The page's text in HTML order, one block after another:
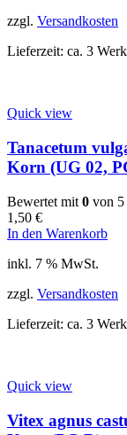
zzgl. Versandkosten
Lieferzeit: ca. 3
Quick view
Tanacetum
Korn (UG 02,
Bewertet mit 0 von 5
1,50 €
In den Warenkorb
inkl. 7 % MwSt.
zzgl. Versandkosten
Lieferzeit: ca. 3
Quick view
Vitex agnus